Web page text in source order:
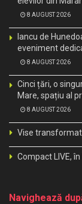
8 AUGUST 2026
Iancu de
eveniment
8 AUGUST 2026
Cinci țări, o
Mare, spațiu al
8 AUGUST 2026
Vise
Compact LIVE,
Navighează